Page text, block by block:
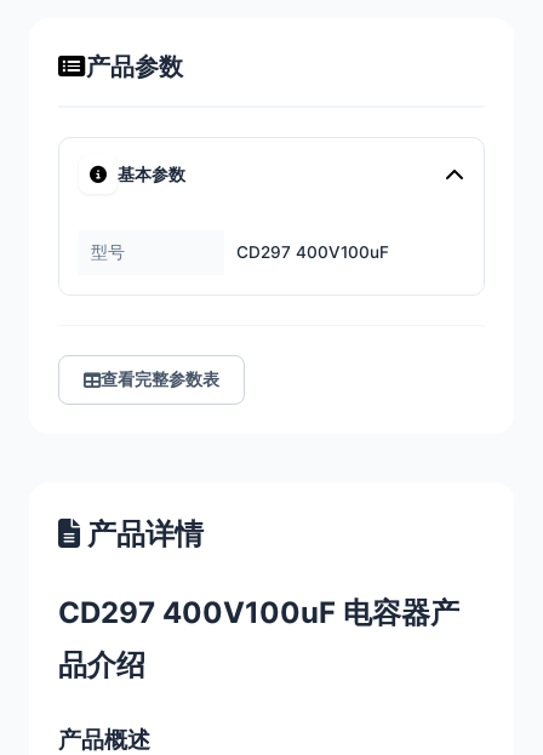
产品参数
基本参数
型号 CD297 400V100uF
查看完整参数表
产品详情
CD297 400V100uF 电容器产
品介绍
产品概述